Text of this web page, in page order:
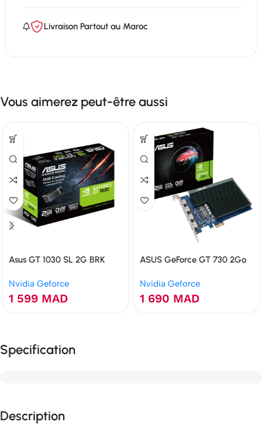
Livraison Partout au Maroc
Vous aimerez peut-être aussi
Asus GT 1030 SL 2G BRK
Nvidia Geforce
1 599 MAD
ASUS GeForce GT 730 2Go
Moniteur
Nvidia Geforce
1 690 MAD
Specification
Description